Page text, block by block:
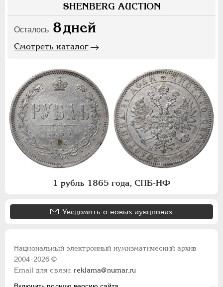
SHENBERG AUCTION
Осталось 8дней
Смотреть каталог
1 рубль 1865 года, СПБ-НФ
Уведомить о новых аукционах
Национальный электронный нумизматический архив
2004-2026 ©
Email для связи:reklama@numar.ru